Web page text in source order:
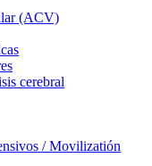
(ACV)
cerebral
/ Movilizatión